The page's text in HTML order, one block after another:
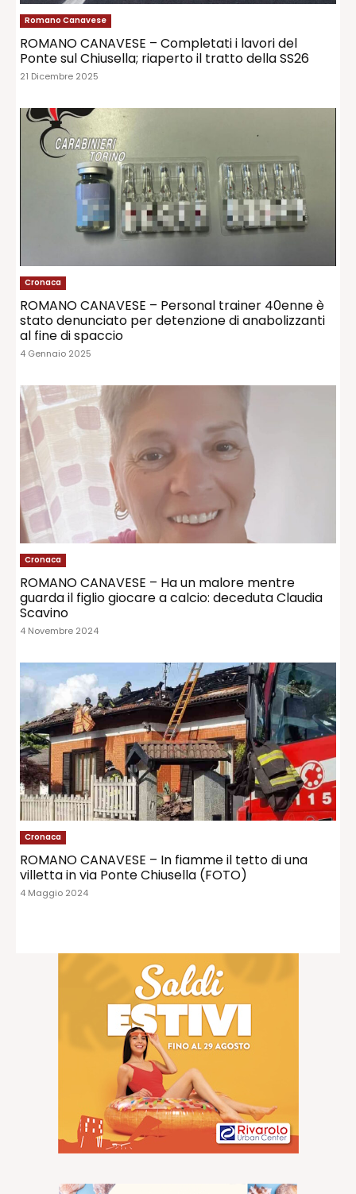
Romano Canavese
ROMANO CANAVESE – Completati i lavori del
Ponte sul Chiusella; riaperto il tratto della SS26
21 Dicembre 2025
Cronaca
ROMANO CANAVESE – Personal trainer 40enne è
stato denunciato per detenzione di anabolizzanti
al fine di spaccio
4 Gennaio 2025
Cronaca
ROMANO CANAVESE – Ha un malore mentre
guarda il figlio giocare a calcio: deceduta Claudia
Scavino
4 Novembre 2024
Cronaca
ROMANO CANAVESE – In fiamme il tetto di una
villetta in via Ponte Chiusella (FOTO)
4 Maggio 2024